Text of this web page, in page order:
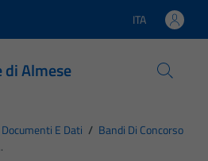
Lingua attiva:
ITA
di Almese
Documenti E Dati / Bandi Di Concorso